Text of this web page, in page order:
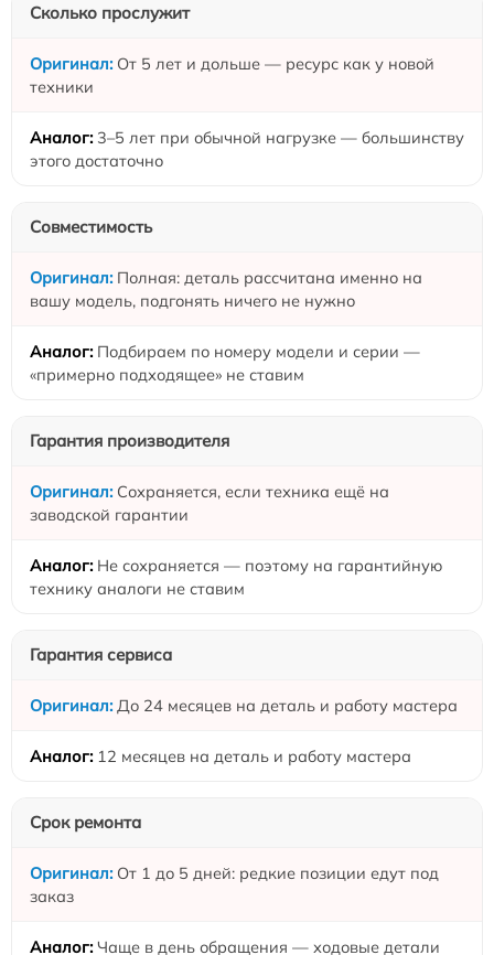
Сколько прослужит
От 5 лет и дольше — ресурс как у новой
техники
3–5 лет при обычной нагрузке — большинству
этого достаточно
Совместимость
Полная: деталь рассчитана именно на
вашу модель, подгонять ничего не нужно
Подбираем по номеру модели и серии —
«примерно подходящее» не ставим
Гарантия производителя
Сохраняется, если техника ещё на
заводской гарантии
Не сохраняется — поэтому на гарантийную
технику аналоги не ставим
Гарантия сервиса
До 24 месяцев на деталь и работу мастера
12 месяцев на деталь и работу мастера
Срок ремонта
От 1 до 5 дней: редкие позиции едут под
заказ
Чаще в день обращения — ходовые детали